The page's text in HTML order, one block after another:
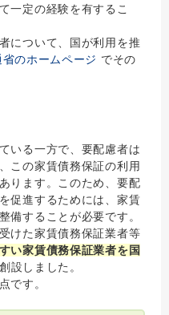
一定の経験を有するこ
について、国が利用を推
省のホームページ でその
いる一方で、要配慮者は
この家賃債務保証の利用
ります。このため、要配
促進するためには、家賃
備することが必要です。
けた家賃債務保証業者等
い家賃債務保証業者を国
設しました。
です。